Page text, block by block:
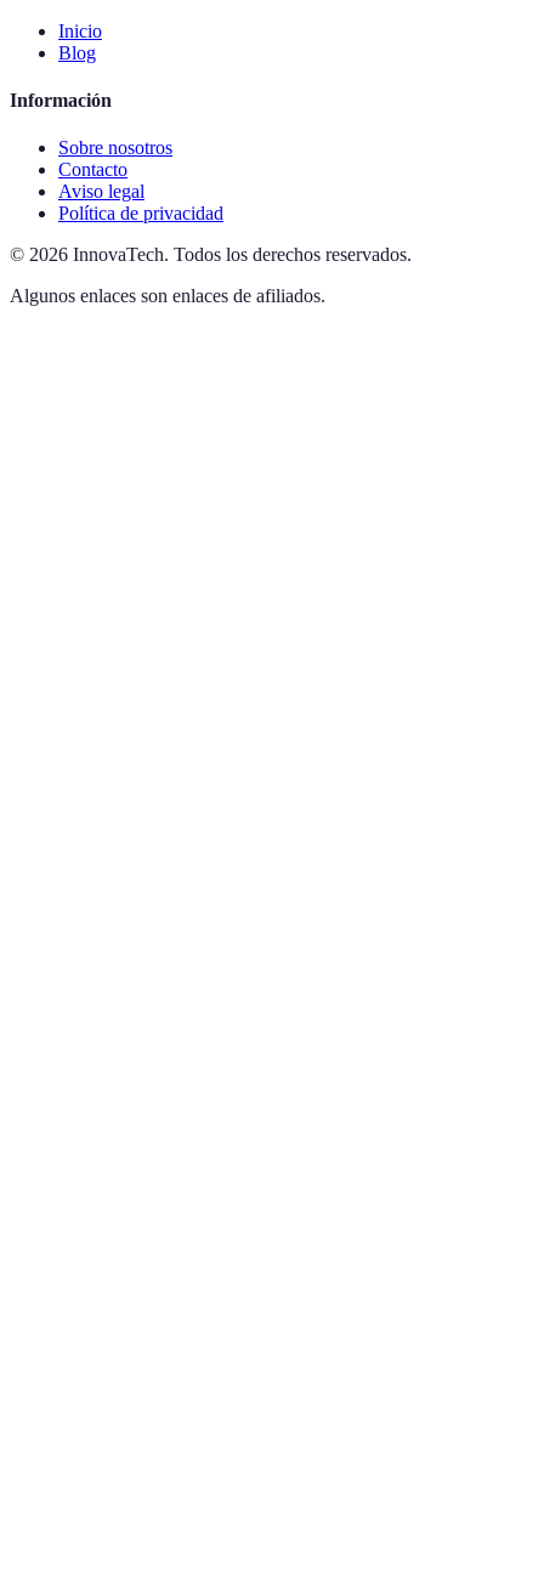
Inicio
Blog
Información
Sobre nosotros
Contacto
Aviso legal
Política de privacidad
© 2026 InnovaTech. Todos los derechos reservados.
Algunos enlaces son enlaces de afiliados.